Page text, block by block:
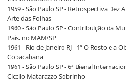
1959 - São Paulo SP - Retrospectiva Dez
Arte das Folhas
1960 - São Paulo SP - Contribuição da
País, no MAM/SP
1961 - Rio de Janeiro RJ - 1ª O Rosto e a
Copacabana
1961 - São Paulo SP - 6ª Bienal
Ciccilo Matarazzo Sobrinho